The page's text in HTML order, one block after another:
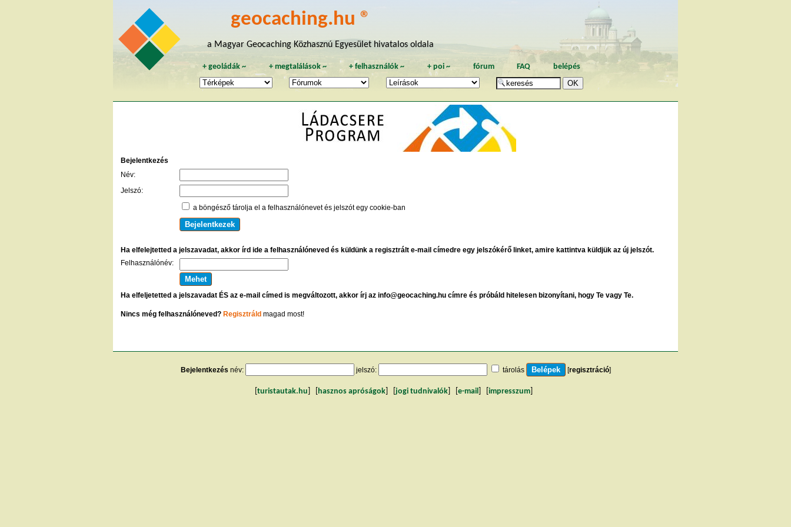
geocaching.hu ®
a Magyar Geocaching Közhasznú Egyesület hivatalos oldala
+geoládák ~ + megtalálások~ +felhasználók ~ + poi~ fórum FAQ belépés
Bejelentkezés
Név:
Jelszó:
a böngésző tárolja el a felhasználónevet és jelszót egy cookie-ban
Ha elfelejtetted a jelszavadat, akkor írd ide a felhasználóneved és küldünk a regisztrált e-mail címedre egy jelszókérő linket, amire kattintva küldjük az új jelszót.
Felhasználónév:
Ha elfeljetetted a jelszavadat ÉS az e-mail címed is megváltozott, akkor írj az info@geocaching.hu címre és próbáld hitelesen bizonyítani, hogy Te vagy Te.
Nincs még felhasználóneved? Regisztráld magad most!
Bejelentkezés név: jelszó: tárolás [regisztráció]
turistautak.hu hasznos apróságok jogi tudnivalók e-mail impresszum